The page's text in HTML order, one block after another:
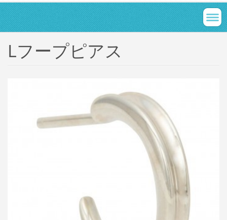
Lフープピアス